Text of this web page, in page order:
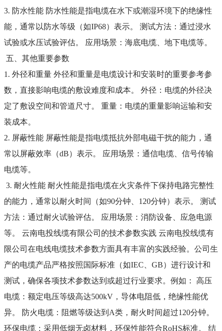
3. 防水性能 防水性能是指电缆在水下或潮湿环境下的绝缘性
能，通常以防水等级（如IP68）表示。 测试方法：通过浸水
试验或水压试验评估。 应用场景：海底电缆、地下电缆等。
五、其他重要参数
1. 外径和重量 外径和重量是电缆设计和安装时的重要参考参
数，直接影响电缆的敷设难度和成本。 外径：电缆的外径决
定了敷设空间和管道尺寸。 重量：电缆的重量影响运输和安
装成本。
2. 屏蔽性能 屏蔽性能是指电缆抵抗外部电磁干扰的能力，通
常以屏蔽效率（dB）表示。 应用场景：通信电缆、信号传输
电缆等。
3. 耐火性能 耐火性能是指电缆在火灾条件下保持电路完整性
的能力，通常以耐火时间（如90分钟、120分钟）表示。 测试
方法：通过耐火试验评估。 应用场景：消防设备、应急电源
等。 云南电投线缆有限公司的技术参数实践 云南电投线缆有
限公司在电线电缆技术参数方面具有丰富的实践经验。公司生
产的电缆产品严格按照国际标准（如IEC、GB）进行设计和
测试，确保各项技术参数达到或超过行业要求。例如： 高压
电缆：额定电压等级高达500kV，导体电阻低，绝缘性能优
异。 防火电缆：阻燃等级达到A类，耐火时间超过120分钟。
环保电缆：采用低烟无卤材料，环保性能符合RoHS标准。 结